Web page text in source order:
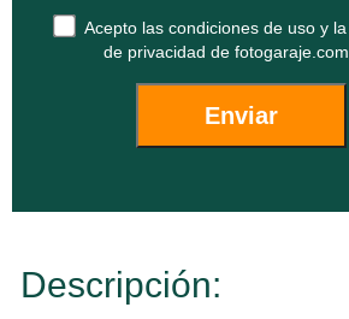
Acepto las condiciones de uso y la
de privacidad de fotogaraje.com
Descripción: